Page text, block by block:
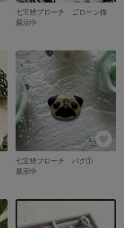
七宝焼ブローチ ゴローン猫
展示中
七宝焼ブローチ パグ①
展示中